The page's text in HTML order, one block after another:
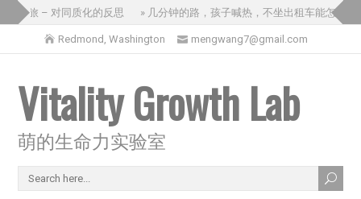
之旅 – 对同质化的反思 » 几分钟的路，孩子喊热，不坐出租车能怎么办？
Redmond, Washington mengwang7@gmail.com
Vitality Growth Lab
萌的生命力实验室